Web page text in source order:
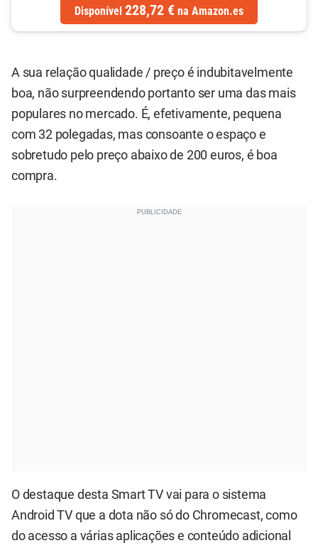
Disponível 228,72 € na Amazon.es
A sua relação qualidade / preço é indubitavelmente
boa, não surpreendendo portanto ser uma das mais
populares no mercado. É, efetivamente, pequena
com 32 polegadas, mas consoante o espaço e
sobretudo pelo preço abaixo de 200 euros, é boa
compra.
O destaque desta Smart TV vai para o sistema
Android TV que a dota não só do Chromecast, como
do acesso a várias aplicações e conteúdo adicional